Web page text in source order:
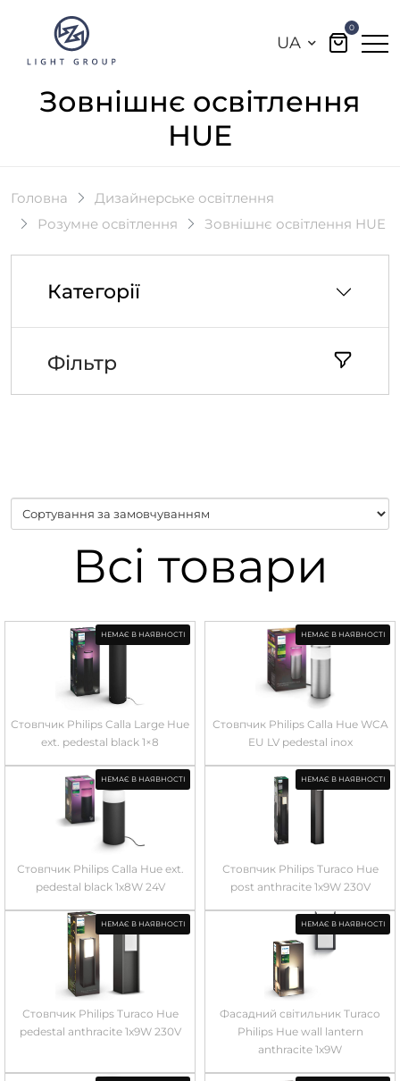
UA
0
Зовнішнє освітлення
HUE
Головна
Дизайнерське освітлення
Розумне освітлення
Зовнішнє освітлення HUE
Категорії
Фільтр
Всі товари
НЕМАЄ В НАЯВНОСТІ
Стовпчик Philips Calla Large Hue
ext. pedestal black 1×8
НЕМАЄ В НАЯВНОСТІ
Стовпчик Philips Calla Hue WCA
EU LV pedestal inox
НЕМАЄ В НАЯВНОСТІ
Стовпчик Philips Calla Hue ext.
pedestal black 1x8W 24V
НЕМАЄ В НАЯВНОСТІ
Стовпчик Philips Turaco Hue
post anthracite 1x9W 230V
НЕМАЄ В НАЯВНОСТІ
Стовпчик Philips Turaco Hue
pedestal anthracite 1x9W 230V
НЕМАЄ В НАЯВНОСТІ
Фасадний світильник Turaco
Philips Hue wall lantern
anthracite 1x9W